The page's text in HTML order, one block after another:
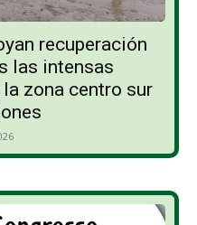
recuperación
las intensas
zona centro sur